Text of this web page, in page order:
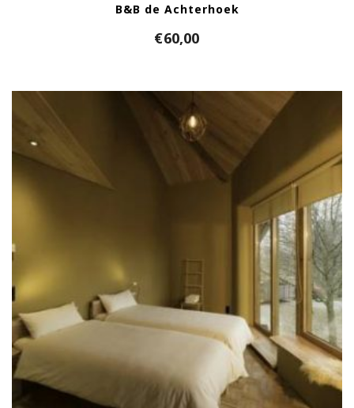
B&B de Achterhoek
€60,00